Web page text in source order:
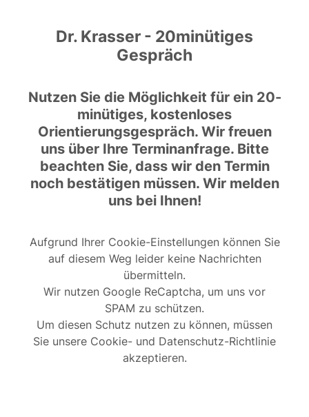
Dr. Krasser - 20minütiges
Gespräch
Nutzen Sie die Möglichkeit für ein 20-
minütiges, kostenloses
Orientierungsgespräch. Wir freuen
uns über Ihre Terminanfrage. Bitte
beachten Sie, dass wir den Termin
noch bestätigen müssen. Wir melden
uns bei Ihnen!
Aufgrund Ihrer Cookie-Einstellungen können Sie
auf diesem Weg leider keine Nachrichten
übermitteln.
Wir nutzen Google ReCaptcha, um uns vor
SPAM zu schützen.
Um diesen Schutz nutzen zu können, müssen
Sie unsere Cookie- und Datenschutz-Richtlinie
akzeptieren.